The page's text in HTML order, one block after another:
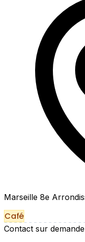
Marseille 8e
Café
Contact sur demande